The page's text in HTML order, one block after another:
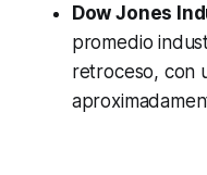
Dow Jones
promedio
retroceso, con